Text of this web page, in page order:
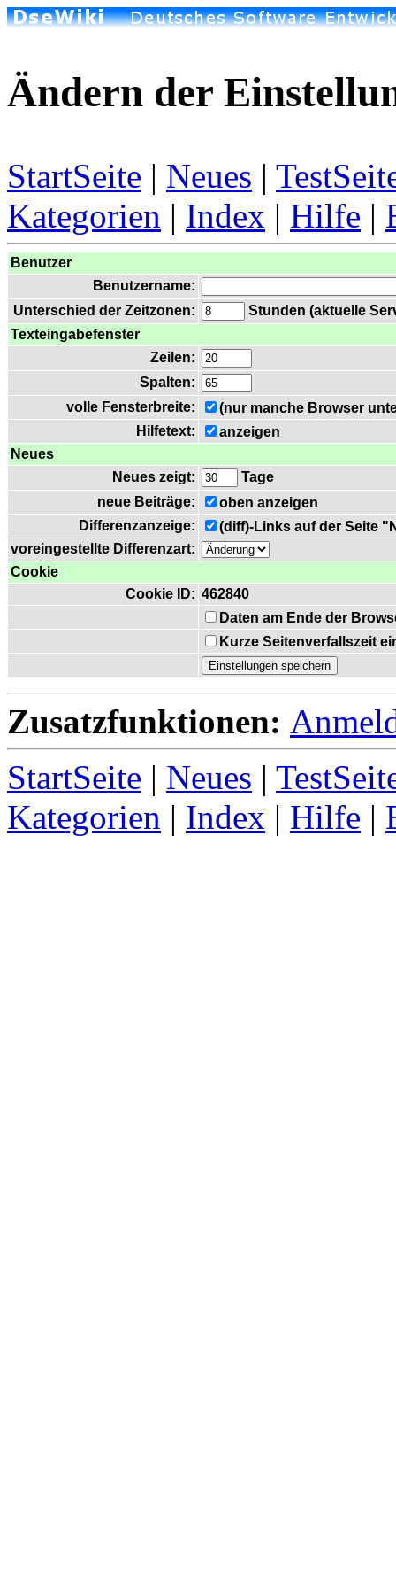
Ändern der
StartSeite | Neues |
Kategorien | Index | Hilfe |
Benutzer
Benutzername:
Unterschied der Zeitzonen:
Stunden (aktuelle
Texteingabefenster
Zeilen:
Spalten:
volle Fensterbreite:
(nur manche Browser
Hilfetext:
anzeigen
Neues
Neues zeigt:
Tage
neue Beiträge:
oben anzeigen
Differenzanzeige:
(diff)-Links auf der Seite
voreingestellte Differenzart:
Cookie
Cookie ID: 462840
Daten am Ende der
Kurze Seitenverfallszeit
Zusatzfunktionen:
StartSeite | Neues |
Kategorien | Index | Hilfe |